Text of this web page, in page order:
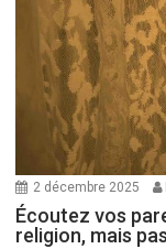
2 décembre 2025
Écoutez vos
religion, mais